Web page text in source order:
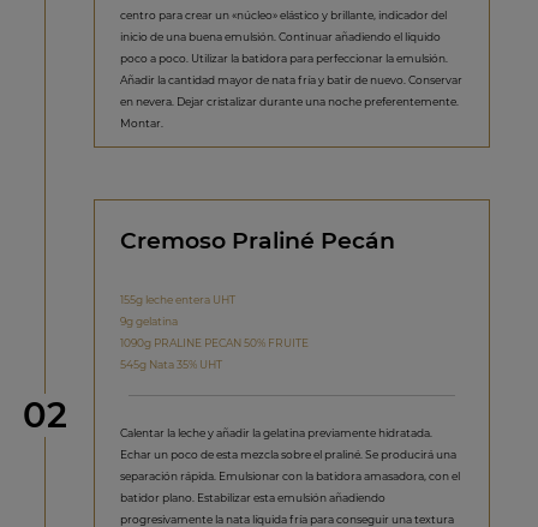
centro para crear un «núcleo» elástico y brillante, indicador del
inicio de una buena emulsión. Continuar añadiendo el líquido
poco a poco. Utilizar la batidora para perfeccionar la emulsión.
Añadir la cantidad mayor de nata fría y batir de nuevo. Conservar
en nevera. Dejar cristalizar durante una noche preferentemente.
Montar.
Paso
02
Cremoso Praliné Pecán
155g leche entera UHT
9g gelatina
1090g PRALINE PECAN 50% FRUITE
545g Nata 35% UHT
Calentar la leche y añadir la gelatina previamente hidratada.
Echar un poco de esta mezcla sobre el praliné. Se producirá una
separación rápida. Emulsionar con la batidora amasadora, con el
batidor plano. Estabilizar esta emulsión añadiendo
progresivamente la nata líquida fría para conseguir una textura